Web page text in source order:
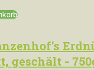
geschält -